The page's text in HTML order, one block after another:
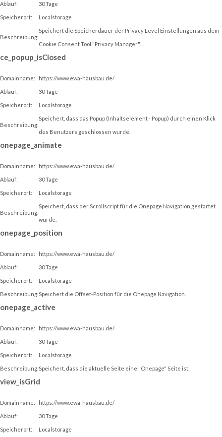
Ablauf: 30 Tage
Speicherort: Localstorage
Beschreibung:
Speichert die Speicherdauer der Privacy Level Einstellungen aus dem
Cookie Consent Tool "Privacy Manager".
ce_popup_isClosed
Domainname: https://www.ewa-hausbau.de/
Ablauf: 30 Tage
Speicherort: Localstorage
Beschreibung:
Speichert, dass das Popup (Inhaltselement - Popup) durch einen Klick
des Benutzers geschlossen wurde.
onepage_animate
Domainname: https://www.ewa-hausbau.de/
Ablauf: 30 Tage
Speicherort: Localstorage
Beschreibung:
Speichert, dass der Scrollscript für die Onepage Navigation gestartet
wurde.
onepage_position
Domainname: https://www.ewa-hausbau.de/
Ablauf: 30 Tage
Speicherort: Localstorage
Beschreibung:Speichert die Offset-Position für die Onepage Navigation.
onepage_active
Domainname: https://www.ewa-hausbau.de/
Ablauf: 30 Tage
Speicherort: Localstorage
Beschreibung:Speichert, dass die aktuelle Seite eine "Onepage" Seite ist.
view_isGrid
Domainname: https://www.ewa-hausbau.de/
Ablauf: 30 Tage
Speicherort: Localstorage